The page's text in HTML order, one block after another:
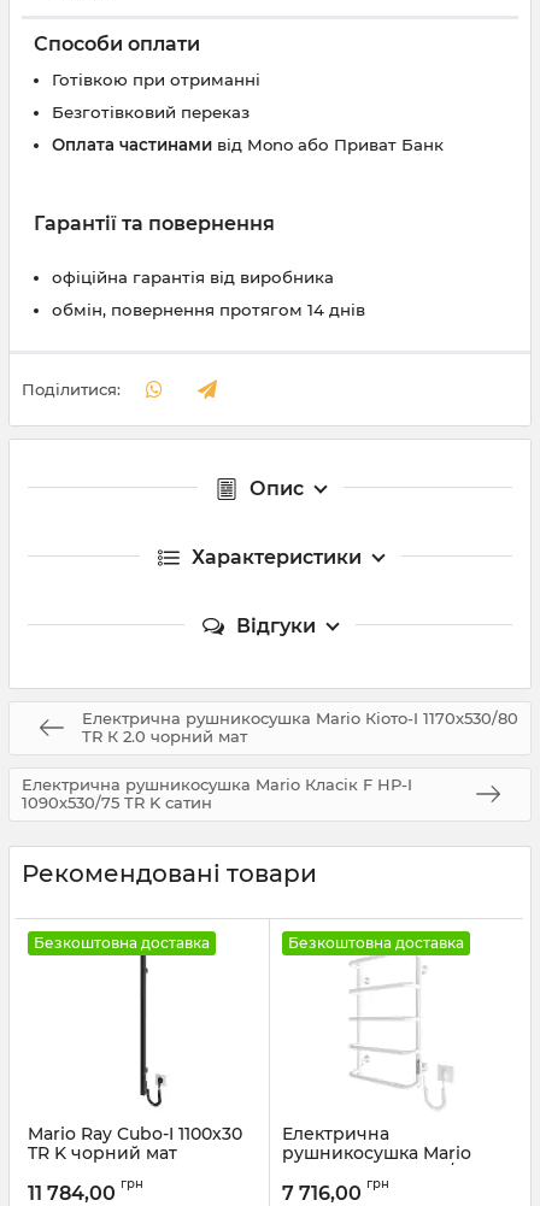
Способи оплати
Готівкою при отриманні
Безготівковий переказ
Оплата частинами від Mono або Приват Банк
Гарантії та повернення
офіційна гарантія від виробника
обмін, повернення протягом 14 днів
Поділитися:
Опис
Характеристики
Відгуки
Електрична рушникосушка Mario Кіото-I 1170х530/80
TR К 2.0 чорний мат
Електрична рушникосушка Mario Класік F НР-I
1090х530/75 TR K сатин
Рекомендовані товари
Безкоштовна доставка
Mario Ray Cubo-I 1100х30
TR K чорний мат
11 784,00 грн
Безкоштовна доставка
Електрична
рушникосушка Mario
Люкс НР-І 650х430/150 TR
К білий глянець
7 716,00 грн